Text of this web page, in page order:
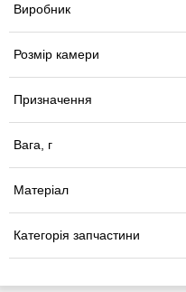
Виробник
Розмір камери
Призначення
Вага, г
Матеріал
Категорія запчастини